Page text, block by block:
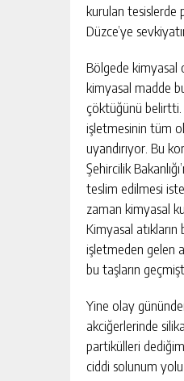
kurulan tesislerde
Düzce’ye
Bölgede kimyasal
kimyasal madde
çöktüğünü belirtti.
işletmesinin tüm
uyandırıyor. Bu
Şehircilik
teslim edilmesi
zaman kimyasal
Kimyasal
işletmeden gelen
bu taşların
Yine olay
akciğerlerinde
partikülleri
ciddi solunum yolu